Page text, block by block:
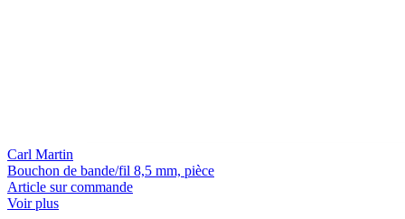
Carl Martin
Bouchon de bande/fil 8,5 mm, pièce
Article sur commande
Voir plus